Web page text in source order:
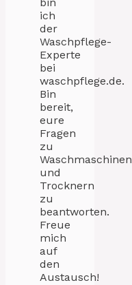
ich
der
Waschpflege-
Experte
bei
waschpflege.de.
Bin
bereit,
eure
Fragen
zu
Waschmaschinen
und
Trocknern
zu
beantworten.
Freue
mich
auf
den
Austausch!